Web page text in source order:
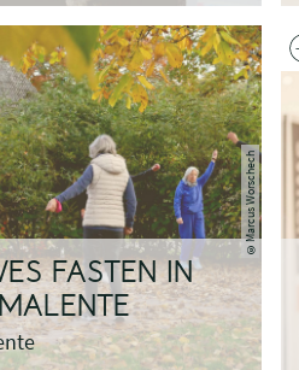
©
Marcus Worschech
FASTEN IN